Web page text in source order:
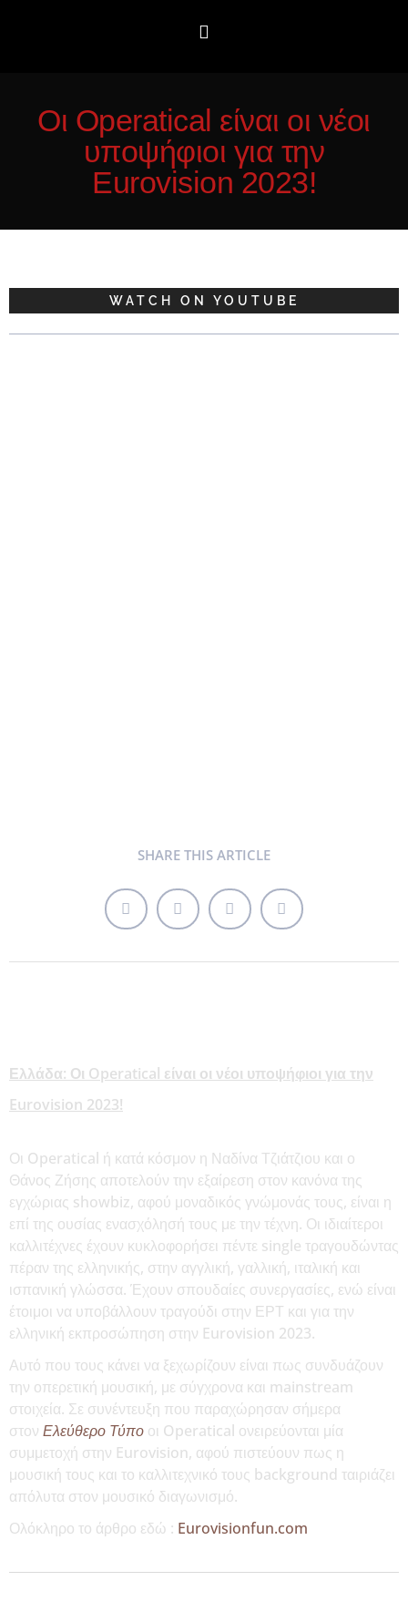
Οι Operatical είναι οι νέοι
υποψήφιοι για την
Eurovision 2023!
WATCH ON YOUTUBE
SHARE THIS ARTICLE
Ελλάδα: Οι Operatical είναι οι νέοι υποψήφιοι για την
Eurovision 2023!
Οι Operatical ή κατά κόσμον η Ναδίνα Τζιάτζιου και ο
Θάνος Ζήσης αποτελούν την εξαίρεση στον κανόνα της
εγχώριας showbiz, αφού μοναδικός γνώμονάς τους, είναι η
επί της ουσίας ενασχόλησή τους με την τέχνη. Οι ιδιαίτεροι
καλλιτέχνες έχουν κυκλοφορήσει πέντε single τραγουδώντας
πέραν της ελληνικής, στην αγγλική, γαλλική, ιταλική και
ισπανική γλώσσα. Έχουν σπουδαίες συνεργασίες, ενώ είναι
έτοιμοι να υποβάλλουν τραγούδι στην ΕΡΤ και για την
ελληνική εκπροσώπηση στην Eurovision 2023.
Αυτό που τους κάνει να ξεχωρίζουν είναι πως συνδυάζουν
την οπερετική μουσική, με σύγχρονα και mainstream
στοιχεία. Σε συνέντευξη που παραχώρησαν σήμερα
στον Ελεύθερο Τύπο οι Operatical ονειρεύονται μία
συμμετοχή στην Eurovision, αφού πιστεύουν πως η
μουσική τους και το καλλιτεχνικό τους background ταιριάζει
απόλυτα στον μουσικό διαγωνισμό.
Ολόκληρο το άρθρο εδώ : Eurovisionfun.com